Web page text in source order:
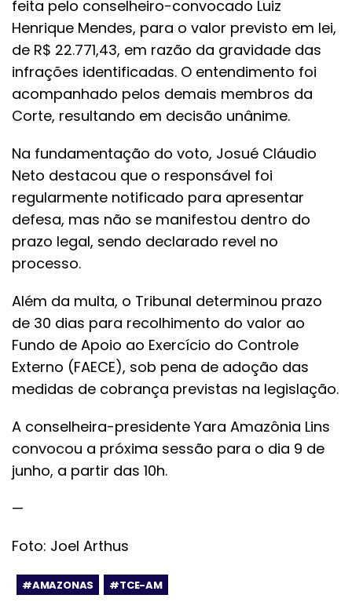
feita pelo conselheiro-convocado Luiz
Henrique Mendes, para o valor previsto em lei,
de R$ 22.771,43, em razão da gravidade das
infrações identificadas. O entendimento foi
acompanhado pelos demais membros da
Corte, resultando em decisão unânime.
Na fundamentação do voto, Josué Cláudio
Neto destacou que o responsável foi
regularmente notificado para apresentar
defesa, mas não se manifestou dentro do
prazo legal, sendo declarado revel no
processo.
Além da multa, o Tribunal determinou prazo
de 30 dias para recolhimento do valor ao
Fundo de Apoio ao Exercício do Controle
Externo (FAECE), sob pena de adoção das
medidas de cobrança previstas na legislação.
A conselheira-presidente Yara Amazônia Lins
convocou a próxima sessão para o dia 9 de
junho, a partir das 10h.
—
Foto: Joel Arthus
#AMAZONAS #TCE-AM